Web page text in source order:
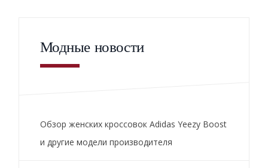
Модные новости
Обзор женских кроссовок Adidas Yeezy Boost
и другие модели производителя